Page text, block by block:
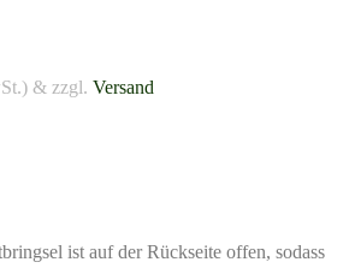
& zzgl. Versand
ist auf der Rückseite offen, sodass